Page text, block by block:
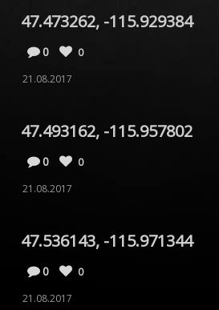
47.473262, -115.929384
0
0
21.08.2017
47.493162, -115.957802
0
0
21.08.2017
47.536143, -115.971344
0
0
21.08.2017